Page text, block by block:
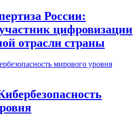
России:
цифровизации
отрасли страны